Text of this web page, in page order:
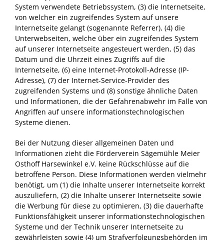
System verwendete Betriebssystem, (3) die Internetseite,
von welcher ein zugreifendes System auf unsere
Internetseite gelangt (sogenannte Referrer), (4) die
Unterwebseiten, welche über ein zugreifendes System
auf unserer Internetseite angesteuert werden, (5) das
Datum und die Uhrzeit eines Zugriffs auf die
Internetseite, (6) eine Internet-Protokoll-Adresse (IP-
Adresse), (7) der Internet-Service-Provider des
zugreifenden Systems und (8) sonstige ähnliche Daten
und Informationen, die der Gefahrenabwehr im Falle von
Angriffen auf unsere informationstechnologischen
Systeme dienen.
Bei der Nutzung dieser allgemeinen Daten und
Informationen zieht die Förderverein Sägemühle Meier
Osthoff Harsewinkel e.V. keine Rückschlüsse auf die
betroffene Person. Diese Informationen werden vielmehr
benötigt, um (1) die Inhalte unserer Internetseite korrekt
auszuliefern, (2) die Inhalte unserer Internetseite sowie
die Werbung für diese zu optimieren, (3) die dauerhafte
Funktionsfähigkeit unserer informationstechnologischen
Systeme und der Technik unserer Internetseite zu
gewährleisten sowie (4) um Strafverfolgungsbehörden im